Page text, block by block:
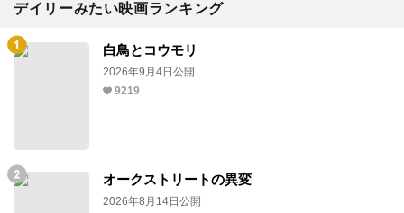
デイリーみたい映画ランキング
白鳥とコウモリ
2026年9月4日公開
9219
オークストリートの異変
2026年8月14日公開